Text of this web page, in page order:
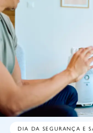
DIA DA SEGURANÇA E